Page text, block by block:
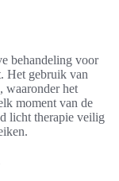
behandeling voor
Het gebruik van
waaronder het
moment van de
licht therapie veilig